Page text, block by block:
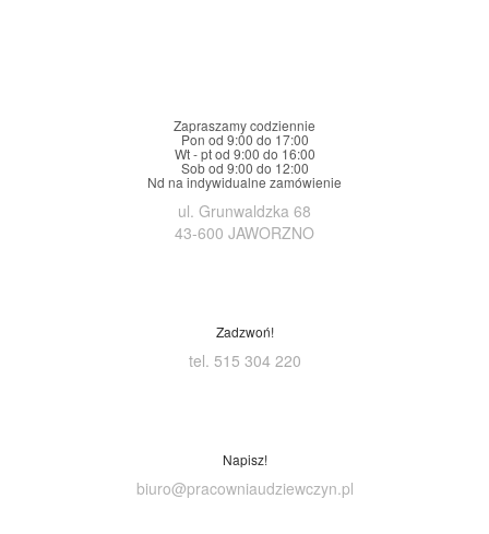
Zapraszamy codziennie
Pon od 9:00 do 17:00
Wt - pt od 9:00 do 16:00
Sob od 9:00 do 12:00
Nd na indywidualne zamówienie
ul. Grunwaldzka 68
43-600 JAWORZNO
Zadzwoń!
tel. 515 304 220
Napisz!
biuro@pracowniaudziewczyn.pl